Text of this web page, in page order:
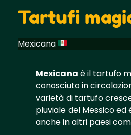
Tartufi
Mexicana
Mexicana è il tartufo
conosciuto in
varietà di tartufo
pluviale del Messico
anche in altri paesi